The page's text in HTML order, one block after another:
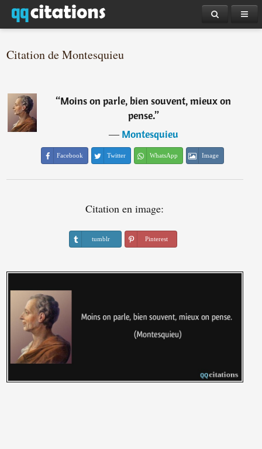
Citation de Montesquieu
“Moins on parle, bien souvent, mieux on
pense.”
―Montesquieu
Facebook Twitter WhatsApp Image
Citation en image:
tumblr Pinterest